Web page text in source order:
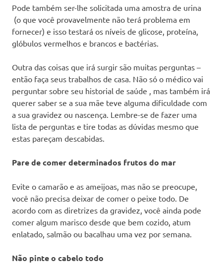
Pode também ser-lhe solicitada uma amostra de urina
(o que você provavelmente não terá problema em
fornecer) e isso testará os níveis de glicose, proteína,
glóbulos vermelhos e brancos e bactérias.
Outra das coisas que irá surgir são muitas perguntas –
então faça seus trabalhos de casa. Não só o médico vai
perguntar sobre seu historial de saúde , mas também irá
querer saber se a sua mãe teve alguma dificuldade com
a sua gravidez ou nascença. Lembre-se de fazer uma
lista de perguntas e tire todas as dúvidas mesmo que
estas pareçam descabidas.
Pare de comer determinados frutos do mar
Evite o camarão e as ameijoas, mas não se preocupe,
você não precisa deixar de comer o peixe todo. De
acordo com as diretrizes da gravidez, você ainda pode
comer algum marisco desde que bem cozido, atum
enlatado, salmão ou bacalhau uma vez por semana.
Não pinte o cabelo todo